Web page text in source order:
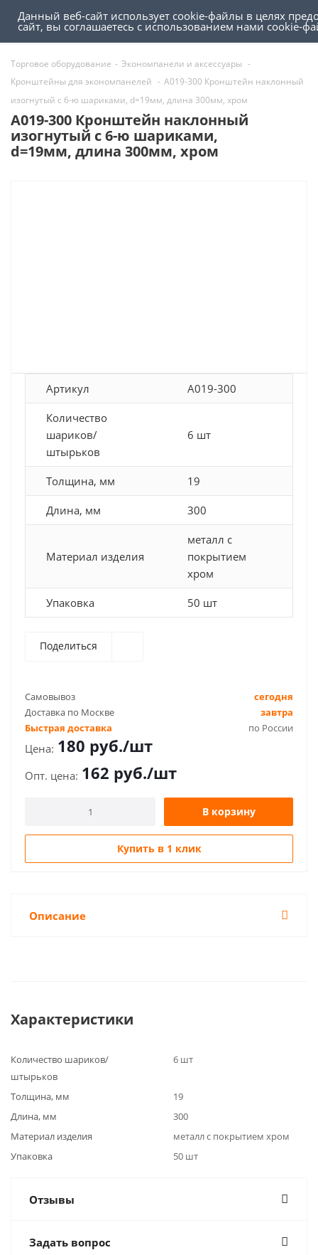
0
0
Торговое оборудование - Экономпанели и аксессуары -
Кронштейны для экономпанелей - A019-300 Кронштейн наклонный
изогнутый с 6-ю шариками, d=19мм, длина 300мм, хром
A019-300 Кронштейн наклонный
изогнутый с 6-ю шариками,
d=19мм, длина 300мм, хром
Артикул A019-300
Количество
шариков/
штырьков
6 шт
Толщина, мм 19
Длина, мм 300
Материал изделия
металл с
покрытием
хром
Упаковка 50 шт
Поделиться
Самовывоз
сегодня
Доставка по Москве
завтра
Быстрая доставка
по России
180 руб./шт
162 руб./шт
В корзину
Купить в 1 клик
Описание
Характеристики
Количество шариков/
штырьков
6 шт
Толщина, мм
19
Длина, мм
300
Материал изделия
металл с покрытием хром
Упаковка
50 шт
Отзывы
Задать вопрос
Данный веб-сайт использует cookie-файлы в целях
сайт, вы соглашаетесь с использованием нами